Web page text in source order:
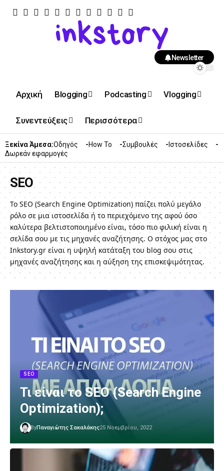
Newsletter
Αρχική Blogging Podcasting Vlogging
Συνεντεύξεις Περισσότερα
Ξεκίνα Άμεσα:Οδηγός How To Συμβουλές
Ιστοσελίδες
Δωρεάν εφαρμογές
SEO
Το SEO (Search Εngine Οptimization) παίζει πολύ μεγάλο
ρόλο σε μια ιστοσελίδα ή το περιεχόμενο της αφού όσο
καλύτερα βελτιστοποιημένο είναι, τόσο πιο φιλική είναι η
σελίδα σου με τις μηχανές αναζήτησης. Ο στόχος μας στο
Inkstory.gr είναι η υψηλή κατάταξη του blog σου στις
μηχανές αναζήτησης και η αύξηση της επισκεψιμότητας.
SEO
Τι είναι το SEO (Search Engine
Optimization);
ByΠαναγιώτης Σακαλάκης25 Νοεμβρίου, 2022